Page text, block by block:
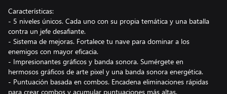
Características:
- 5 niveles únicos. Cada uno con su propia temática y una batalla
contra un jefe desafiante.
- Sistema de mejoras. Fortalece tu nave para dominar a los
enemigos con mayor eficacia.
- Impresionantes gráficos y banda sonora. Sumérgete en
hermosos gráficos de arte pixel y una banda sonora energética.
- Puntuación basada en combos. Encadena eliminaciones rápidas
para crear combos y acumular puntuaciones más altas.